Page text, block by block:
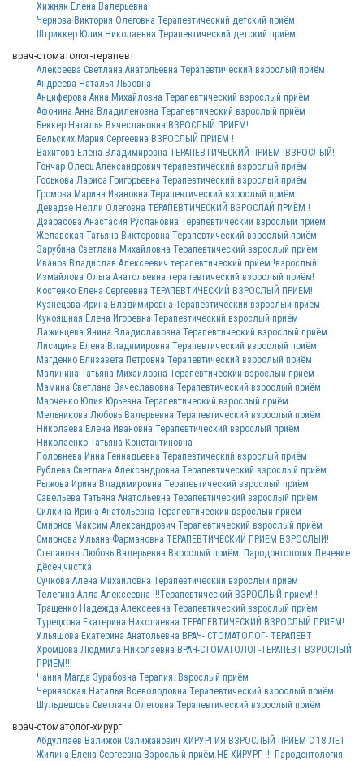
Хижняк Елена Валерьевна
Чернова Виктория Олеговна Терапевтический детский приём
Штриккер Юлия Николаевна Терапевтический детский приём
врач-стоматолог-терапевт
Алексеева Светлана Анатольевна Терапевтический взрослый приём
Андреева Наталья Львовна
Анциферова Анна Михайловна Терапевтический взрослый приём
Афонина Анна Владиленовна Терапевтический взрослый приём
Беккер Наталья Вячеславовна ВЗРОСЛЫЙ ПРИЕМ!
Бельских Мария Сергеевна ВЗРОСЛЫЙ ПРИЕМ !
Вахитова Елена Владимировна ТЕРАПЕВТИЧЕСКИЙ ПРИЕМ !ВЗРОСЛЫЙ!
Гончар Олесь Александрович терапевтический взрослый приём
Госькова Лариса Григорьевна Терапевтический взрослый приём
Громова Марина Ивановна Терапевтический взрослый приём
Девадзе Нелли Олеговна ТЕРАПЕВТИЧЕСКИЙ ВЗРОСЛАЙ ПРИЁМ !
Дзарасова Анастасия Руслановна Терапевтический взрослый приём
Желавская Татьяна Викторовна Терапевтический взрослый приём
Зарубина Светлана Михайловна Терапевтический взрослый приём
Иванов Владислав Алексеевич терапевтический прием !взрослый!
Измайлова Ольга Анатольевна терапевтический взрослый приём!
Костенко Елена Сергеевна ТЕРАПЕВТИЧЕСКИЙ ВЗРОСЛЫЙ ПРИЕМ!
Кузнецова Ирина Владимировна Терапевтический взрослый приём
Кукояшная Елена Игоревна Терапевтический взрослый приём
Лажинцева Янина Владиславовна Терапевтический взрослый приём
Лисицина Елена Владимировна Терапевтический взрослый приём
Магденко Елизавета Петровна Терапевтический взрослый приём
Малинина Татьяна Михайловна Терапевтический взрослый приём
Мамина Светлана Вячеславовна Терапевтический взрослый приём
Марченко Юлия Юрьевна Терапевтический взрослый приём
Мельникова Любовь Валерьевна Терапевтический взрослый приём
Николаева Елена Ивановна Терапевтический взрослый приём
Николаенко Татьяна Константиновна
Половнева Инна Геннадьевна Терапевтический взрослый приём
Рублева Светлана Александровна Терапевтический взрослый приём
Рыжова Ирина Владимировна Терапевтический взрослый приём
Савельева Татьяна Анатольевна Терапевтический взрослый приём
Силкина Ирина Анатольевна Терапевтический взрослый приём
Смирнов Максим Александрович Терапевтический взрослый приём
Смирнова Ульяна Фармановна ТЕРАПЕВТИЧЕСКИЙ ПРИЁМ ВЗРОСЛЫЙ!
Степанова Любовь Валерьевна Взрослый приём. Пародонтология Лечение
дёсен,чистка
Сучкова Алёна Михайловна Терапевтический взрослый приём
Телегина Алла Алексеевна !!!Терапевтический ВЗРОСЛЫЙ прием!!!
Тращенко Надежда Алексеевна Терапевтический взрослый приём
Турецкова Екатерина Николаевна ТЕРАПЕВТИЧЕСКИЙ ВЗРОСЛЫЙ ПРИЕМ!
Ульяшова Екатерина Анатольевна ВРАЧ- СТОМАТОЛОГ- ТЕРАПЕВТ
Хромцова Людмила Николаевна ВРАЧ-СТОМАТОЛОГ-ТЕРАПЕВТ ВЗРОСЛЫЙ
ПРИЕМ!!!
Чания Магда Зурабовна Терапия. Взрослый приём
Чернявская Наталья Всеволодовна Терапевтический взрослый приём
Шульдешова Светлана Олеговна Терапевтический взрослый приём
врач-стоматолог-хирург
Абдуллаев Валижон Салижанович ХИРУРГИЯ ВЗРОСЛЫЙ ПРИЕМ С 18 ЛЕТ
Жилина Елена Сергеевна Взрослый приём.НЕ ХИРУРГ !!! Пародонтология